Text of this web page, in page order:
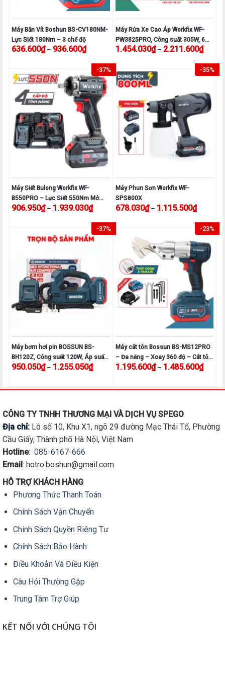
được
chọn
trên
phẩm
Máy Bắn Vít Boshun BS-CV180NM-
Lực Siết 180Nm – 3 chế độ
636.600₫ – 936.600₫Khoảng giá: từ 636.600₫ đến 936.600₫
này
nhiều
biến
thể.
Các
tùy
thể
được
chọn
trên
phẩm
Máy Rửa Xe Cao Áp Workfix WF-
PW3825PRO, Công suất 305W, 6
Chế Độ, 3 Tốc Độ
1.454.030₫ – 2.211.600₫
phẩm
này
nhiều
biến
Các
chọn
thể
được
chọn
trên
-37%
Máy Siết Bulong Workfix WF-
B550PRO – Lực Siết 550Nm Mở
Vặn Ốc Xe Tải, Ô Tô, Xe Máy
906.950₫ – 1.939.030₫Khoảng giá: từ 906.950₫ đến 1.939.030₫
thể.
Các
tùy
thể
được
chọn
trên
sản
-35%
Máy Phun Sơn Workfix WF-
SPS800X
678.030₫ – 1.115.500₫Khoảng
nhiều
biến
thể.
Các
tùy
thể
được
chọn
trên
sản
-37%
Máy bơm hơi pin BOSSUN BS-
BH120Z, Công suất 120W, Áp suất
tối đa 120 psi, Màn hình led, Vừa
950.050₫ – 1.255.050₫Khoảng giá: từ 950.050₫ đến 1.255.050₫
phẩm
có
nhiều
biến
thể.
Các
tùy
có
thể
chọn
trên
sản
-23%
Máy cắt tôn Bossun BS-MS12PRO
– Đa năng – Xoay 360 độ – Cắt tôn
1.2mm
1.195.600₫ – 1.485.600₫
phẩm
có
biến
thể.
CÔNG TY TNHH THƯƠNG MẠI VÀ DỊCH VỤ SPEGO
Địa chỉ: Lô số 10, Khu X1, ngõ 29 đường Mạc Thái Tổ, Phường
Cầu Giấy, Thành phố Hà Nội, Việt Nam
Hotline: 085-6167-666
Email: hotro.boshun@gmail.com
HỖ TRỢ KHÁCH HÀNG
Phương Thức Thanh Toán
Chính Sách Vận Chuyển
Chính Sách Quyền Riêng Tư
Chính Sách Bảo Hành
Điều Khoản Và Điều Kiện
Câu Hỏi Thường Gặp
Trung Tâm Trợ Giúp
KẾT NỐI VỚI CHÚNG TÔI